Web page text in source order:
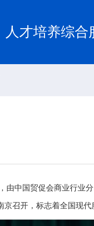
人才培养综合
由中国贸促会商业行业
京召开，标志着全国现代